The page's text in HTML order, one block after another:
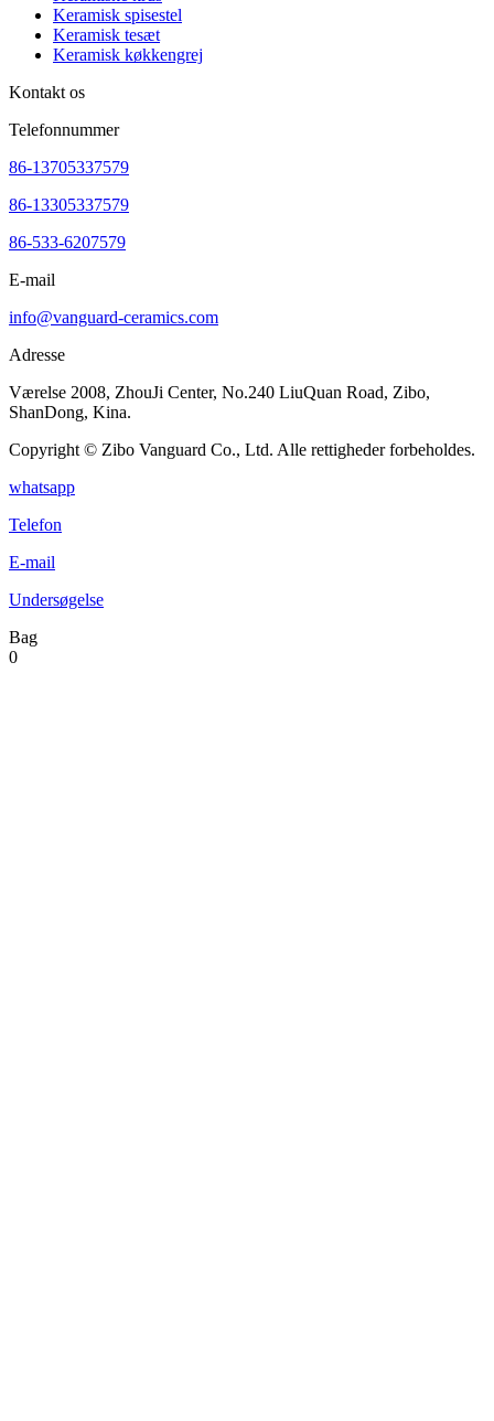
Keramisk spisestel
Keramisk tesæt
Keramisk køkkengrej
Kontakt os
Telefonnummer
86-13705337579
86-13305337579
86-533-6207579
E-mail
info@vanguard-ceramics.com
Adresse
Værelse 2008, ZhouJi Center, No.240 LiuQuan Road, Zibo,
ShanDong, Kina.
Copyright © Zibo Vanguard Co., Ltd. Alle rettigheder forbeholdes.
whatsapp
Telefon
E-mail
Undersøgelse
Bag
0